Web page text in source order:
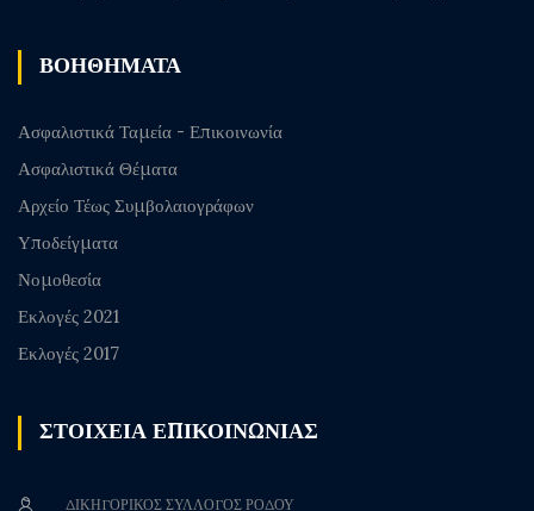
ΒΟΗΘΗΜΑΤΑ
Ασφαλιστικά Ταμεία - Επικοινωνία
Ασφαλιστικά Θέματα
Αρχείο Τέως Συμβολαιογράφων
Υποδείγματα
Νομοθεσία
Εκλογές 2021
Εκλογές 2017
ΣΤΟΙΧΕΙΑ ΕΠΙΚΟΙΝΩΝΙΑΣ
ΔΙΚΗΓΟΡΙΚΟΣ ΣΥΛΛΟΓΟΣ ΡΟΔΟΥ